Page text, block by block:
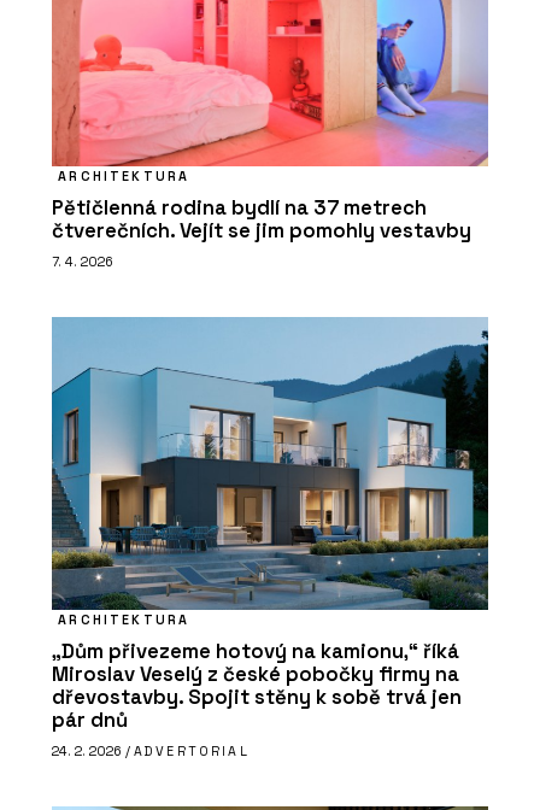
ARCHITEKTURA
Pětičlenná rodina bydlí na 37 metrech
čtverečních. Vejít se jim pomohly vestavby
7. 4. 2026
ARCHITEKTURA
„Dům přivezeme hotový na kamionu,“ říká
Miroslav Veselý z české pobočky firmy na
dřevostavby. Spojit stěny k sobě trvá jen
pár dnů
24. 2. 2026 / ADVERTORIAL